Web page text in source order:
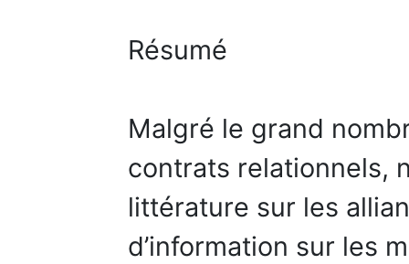
Résumé
Malgré le grand
contrats relationnels,
littérature sur les
d’information sur les